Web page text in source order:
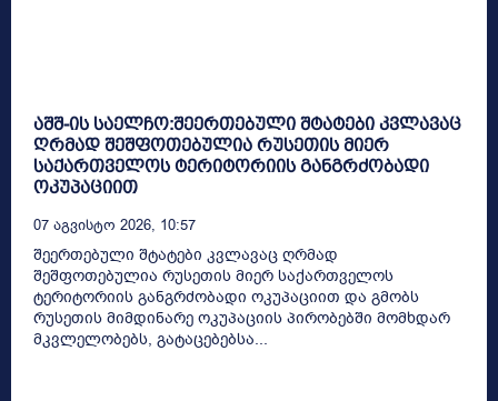
აშშ-ის საელჩო:შეერთებული შტატები კვლავაც
ღრმად შეშფოთებულია რუსეთის მიერ
საქართველოს ტერიტორიის განგრძობადი
ოკუპაციით
07 Აგვისტო 2026, 10:57
შეერთებული შტატები კვლავაც ღრმად
შეშფოთებულია რუსეთის მიერ საქართველოს
ტერიტორიის განგრძობადი ოკუპაციით და გმობს
რუსეთის მიმდინარე ოკუპაციის პირობებში მომხდარ
მკვლელობებს, გატაცებებსა...